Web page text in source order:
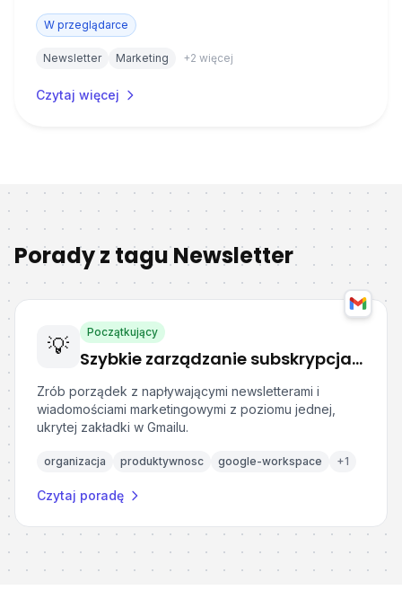
W przeglądarce
Newsletter Marketing +2 więcej
Czytaj więcej
Porady z taguNewsletter
💡
Początkujący
Szybkie zarządzanie subskrypcjami newsletterów w Gmail
Zrób porządek z napływającymi newsletterami i
wiadomościami marketingowymi z poziomu jednej,
ukrytej zakładki w Gmailu.
organizacja produktywnosc google-workspace +1
Czytaj poradę